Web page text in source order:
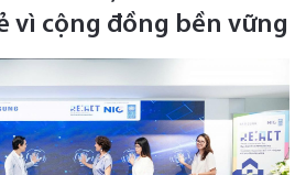
vì cộng đồng bền vững